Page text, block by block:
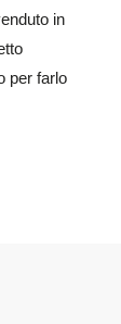
in
per farlo